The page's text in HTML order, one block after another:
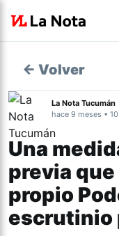
← Volver
La Nota Tucumán
hace 9 meses •
Una
previa
propio
escrutinio